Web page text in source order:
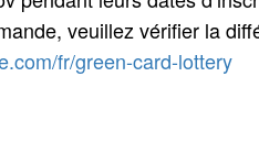
veuillez vérifier la
fr/green-card-lottery